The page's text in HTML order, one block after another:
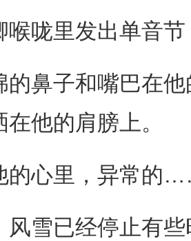
里发出单音节
子和嘴巴在他
他的肩膀上。
心里，异常的
已经停止有些